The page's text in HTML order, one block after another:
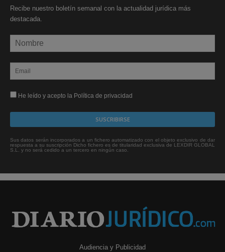
Recibe nuestro boletín semanal con la actualidad jurídica más
destacada.
He leído y acepto la Política de privacidad
Sus datos serán incorporados a un fichero automatizado con el objeto exclusivo de dar
respuesta a su suscripción Dicho fichero es de titularidad exclusiva de LEXDIR GLOBAL
S.L. y no será cedido a un tercero en ningún caso.
Audiencia y Publicidad